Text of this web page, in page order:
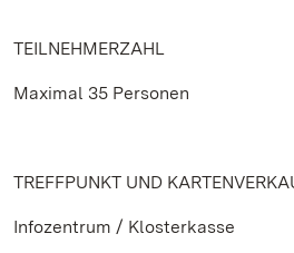
TEILNEHMERZAHL
Maximal 35 Personen
TREFFPUNKT UND
Infozentrum / Klosterkasse